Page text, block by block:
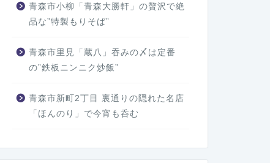
青森市小柳「青森大勝軒」の贅沢で絶
品な”特製もりそば”
青森市里見「蔵八」吞みの〆は定番
の”鉄板ニンニク炒飯”
青森市新町2丁目 裏通りの隠れた名店
「ほんのり」で今宵も呑む